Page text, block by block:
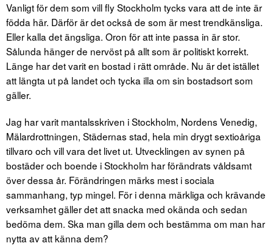
Vanligt för dem som vill fly Stockholm tycks vara att de inte är
födda här. Därför är det också de som är mest trendkänsliga.
Eller kalla det ängsliga. Oron för att inte passa in är stor.
Sålunda hänger de nervöst på allt som är politiskt korrekt.
Länge har det varit en bostad i rätt område. Nu är det istället
att längta ut på landet och tycka illa om sin bostadsort som
gäller.
Jag har varit mantalsskriven i Stockholm, Nordens Venedig,
Mälardrottningen, Städernas stad, hela min drygt sextioåriga
tillvaro och vill vara det livet ut. Utvecklingen av synen på
bostäder och boende i Stockholm har förändrats våldsamt
över dessa år. Förändringen märks mest i sociala
sammanhang, typ mingel. För i denna märkliga och krävande
verksamhet gäller det att snacka med okända och sedan
bedöma dem. Ska man gilla dem och bestämma om man har
nytta av att känna dem?